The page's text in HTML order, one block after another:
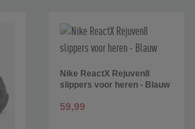
Nike ReactX Rejuven8
slippers voor heren - Blauw
59,99